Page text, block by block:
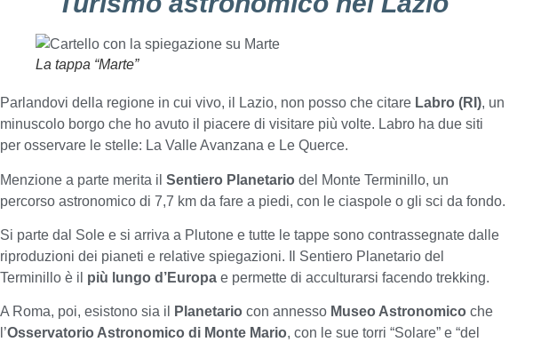
La tappa “Marte”
Parlandovi della regione in cui vivo, il Lazio, non posso che citare Labro (RI), un
minuscolo borgo che ho avuto il piacere di visitare più volte. Labro ha due siti
per osservare le stelle: La Valle Avanzana e Le Querce.
Menzione a parte merita il Sentiero Planetario del Monte Terminillo, un
percorso astronomico di 7,7 km da fare a piedi, con le ciaspole o gli sci da fondo.
Si parte dal Sole e si arriva a Plutone e tutte le tappe sono contrassegnate dalle
riproduzioni dei pianeti e relative spiegazioni. Il Sentiero Planetario del
Terminillo è il più lungo d’Europa e permette di acculturarsi facendo trekking.
A Roma, poi, esistono sia il Planetario con annesso Museo Astronomico che
l’Osservatorio Astronomico di Monte Mario, con le sue torri “Solare” e “del